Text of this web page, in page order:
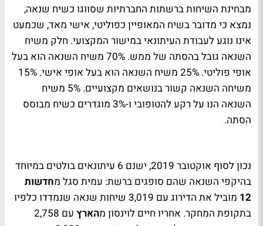
מבחינת השיחות ברשתות החברתיות שסווגו כשיח שנאה,
נמצא כי מדובר בשיח המאופיין כפוליטי, אישי מאד, שכמעט
אינו נוגע לעבודת העיתונאי במישור המקצועי. חלק משיח
השנאה גובל בהסתה של ממש. 70% משיח השנאה הוא בעל
אופי פוליטי. 25% משיח השנאה הוא בעל אופי אישי. 15%
משיחה השנאה קשור בנושאים מקצועיים. 5% משיח
השנאה הנו על רקע להטופובי ו-3% מוגדרים כשיח מבוסס
הסתה.
נכון לסוף אוקטובר 2019, ישנם 6 עיתונאים בולטים במיוחד
בהיקפי השנאה שהם סופגים ברשת: עמית סגל מחדשות
12
מוביל את הדירוג עם 3,019 שיחות שנאה שנמדדו כלפיו
בתקופת המחקר. אחריו חיים לוינסון מהארץ
עם 2,758